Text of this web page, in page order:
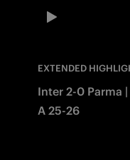
EXTENDED
Inter 2-0 Parma
A 25-26